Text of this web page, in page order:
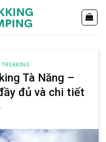
TREKKING
Tà Năng –
đủ và chi tiết